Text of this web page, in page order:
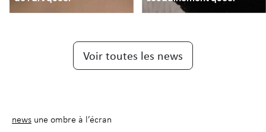
Voir toutes les news
news une ombre à l’écran